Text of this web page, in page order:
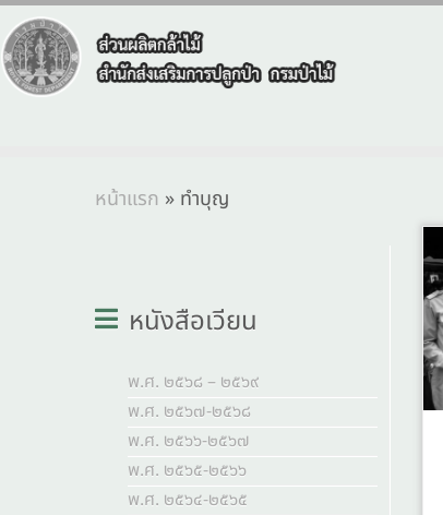
หน้าแรก » ทำบุญ
หนังสือเวียน
พ.ศ. ๒๕๖๘ – ๒๕๖๙
พ.ศ. ๒๕๖๗-๒๕๖๘
พ.ศ. ๒๕๖๖-๒๕๖๗
พ.ศ. ๒๕๖๕-๒๕๖๖
พ.ศ. ๒๕๖๔-๒๕๖๕